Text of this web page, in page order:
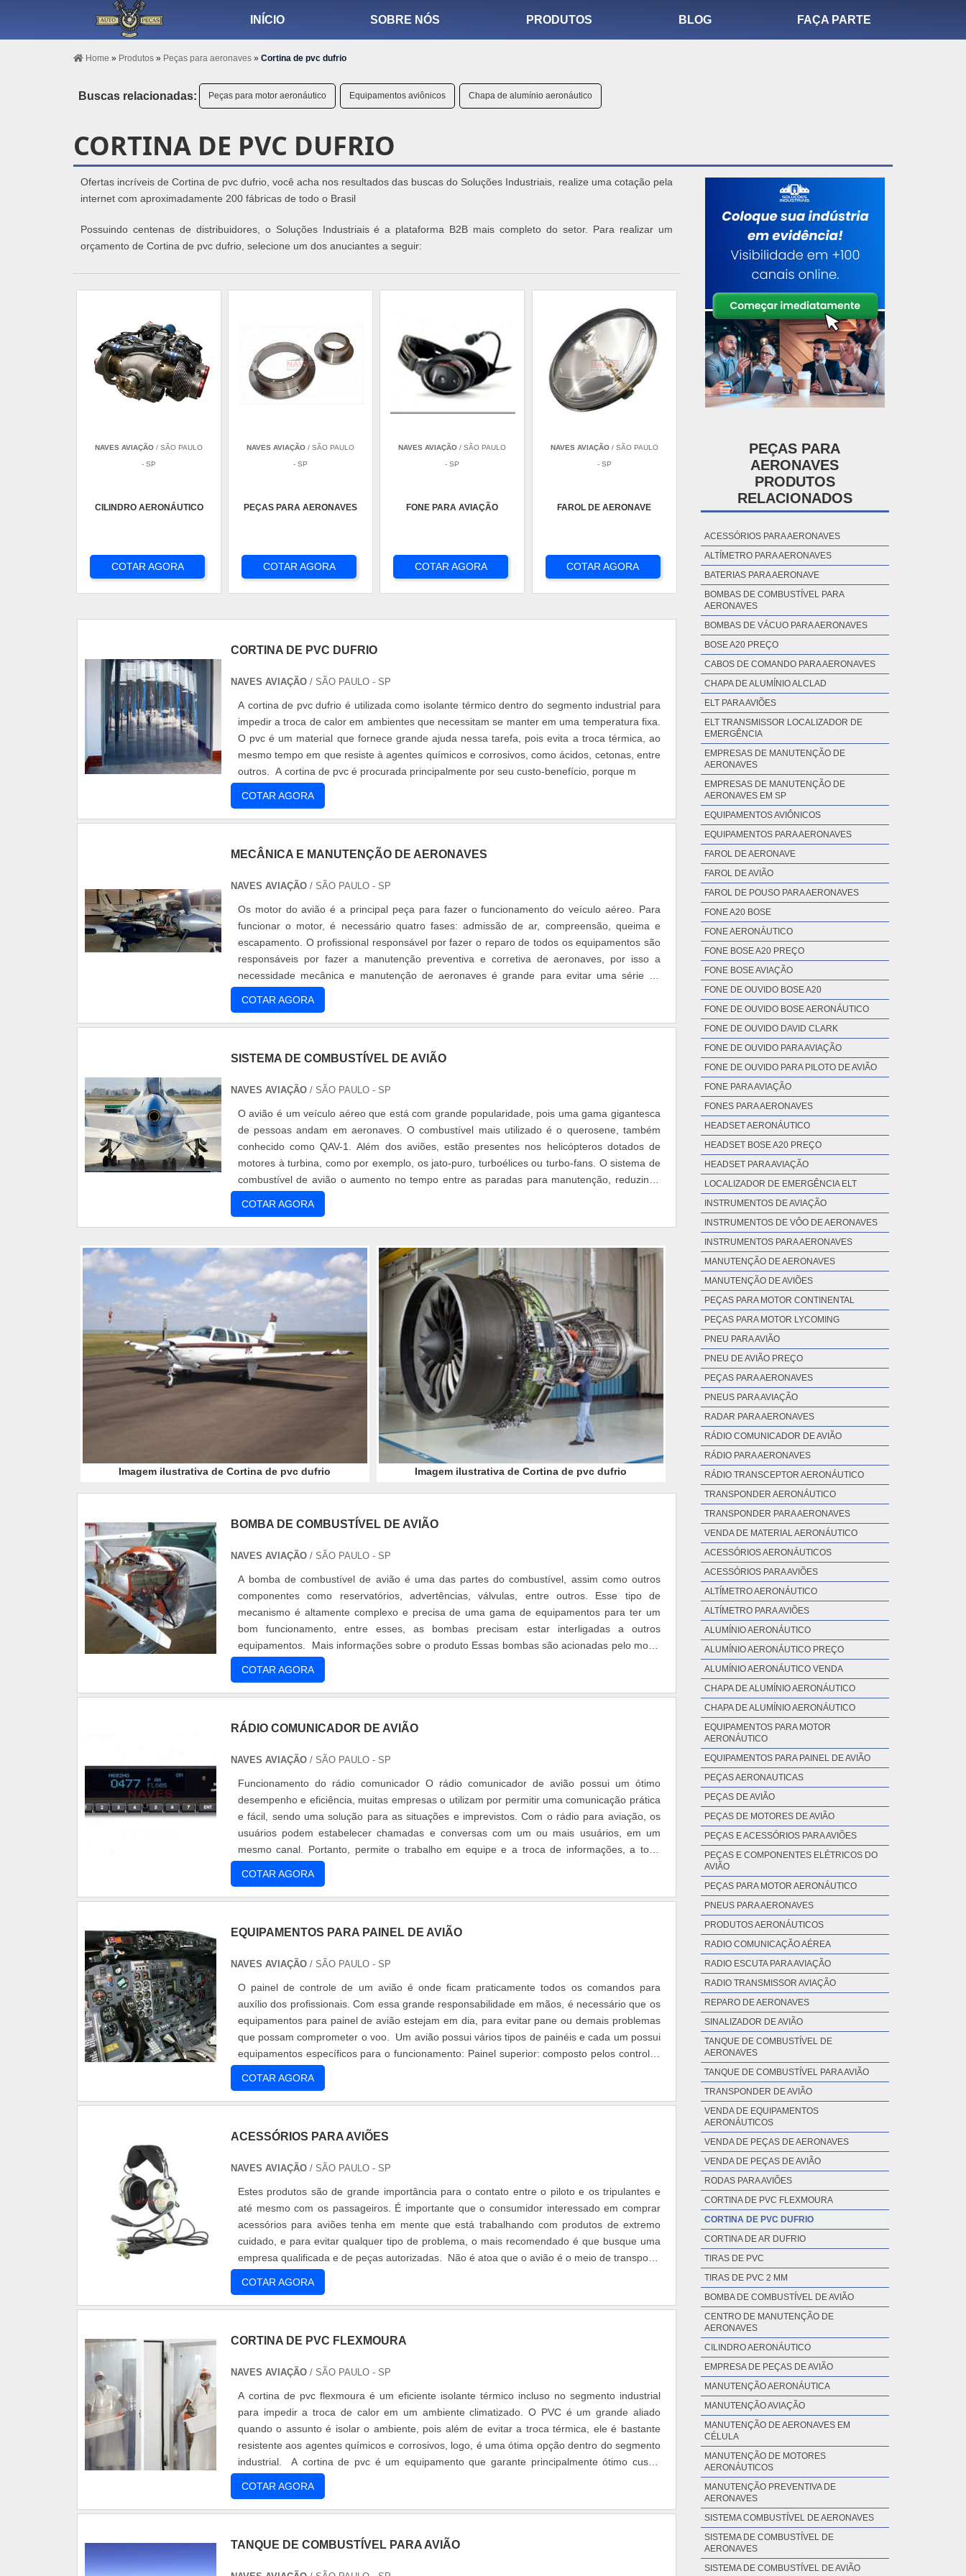
INÍCIO SOBRE NÓS PRODUTOS BLOG FAÇA PARTE
Home » Produtos » Peças para aeronaves » Cortina de pvc dufrio
Buscas relacionadas: Peças para motor aeronáutico Equipamentos aviônicos Chapa de alumínio aeronáutico
CORTINA DE PVC DUFRIO
Ofertas incríveis de Cortina de pvc dufrio, você acha nos resultados das buscas do Soluções Industriais, realize uma cotação pela
internet com aproximadamente 200 fábricas de todo o Brasil
Possuindo centenas de distribuidores, o Soluções Industriais é a plataforma B2B mais completo do setor. Para realizar um
orçamento de Cortina de pvc dufrio, selecione um dos anuciantes a seguir:
NAVES AVIAÇÃO / SÃO PAULO
- SP
CILINDRO AERONÁUTICO
COTAR AGORA
NAVES AVIAÇÃO / SÃO PAULO
- SP
PEÇAS PARA AERONAVES
COTAR AGORA
NAVES AVIAÇÃO / SÃO PAULO
- SP
FONE PARA AVIAÇÃO
COTAR AGORA
NAVES AVIAÇÃO/ SÃO PAULO
- SP
FAROL DE AERONAVE
COTAR AGORA
CORTINA DE PVC DUFRIO
NAVES AVIAÇÃO / SÃO PAULO - SP
A cortina de pvc dufrio é utilizada como isolante térmico dentro do segmento industrial para
impedir a troca de calor em ambientes que necessitam se manter em uma temperatura fixa.
O pvc é um material que fornece grande ajuda nessa tarefa, pois evita a troca térmica, ao
mesmo tempo em que resiste à agentes químicos e corrosivos, como ácidos, cetonas, entre
outros. A cortina de pvc é procurada principalmente por seu custo-benefício, porque m
COTAR AGORA
MECÂNICA E MANUTENÇÃO DE AERONAVES
NAVES AVIAÇÃO / SÃO PAULO - SP
Os motor do avião é a principal peça para fazer o funcionamento do veículo aéreo. Para
funcionar o motor, é necessário quatro fases: admissão de ar, compreensão, queima e
escapamento. O profissional responsável por fazer o reparo de todos os equipamentos são
responsáveis por fazer a manutenção preventiva e corretiva de aeronaves, por isso a
necessidade mecânica e manutenção de aeronaves é grande para evitar uma série de
problemas nos aviões. Mecâ
COTAR AGORA
SISTEMA DE COMBUSTÍVEL DE AVIÃO
NAVES AVIAÇÃO / SÃO PAULO - SP
O avião é um veículo aéreo que está com grande popularidade, pois uma gama gigantesca
de pessoas andam em aeronaves. O combustível mais utilizado é o querosene, também
conhecido como QAV-1. Além dos aviões, estão presentes nos helicópteros dotados de
motores à turbina, como por exemplo, os jato-puro, turboélices ou turbo-fans. O sistema de
combustível de avião o aumento no tempo entre as paradas para manutenção, reduzindo
custos para as companhia
COTAR AGORA
Imagem ilustrativa de Cortina de pvc dufrio Imagem ilustrativa de Cortina de pvc dufrio
BOMBA DE COMBUSTÍVEL DE AVIÃO
NAVES AVIAÇÃO/ SÃO PAULO - SP
A bomba de combustível de avião é uma das partes do combustível, assim como outros
componentes como reservatórios, advertências, válvulas, entre outros. Esse tipo de
mecanismo é altamente complexo e precisa de uma gama de equipamentos para ter um
bom funcionamento, entre esses, as bombas precisam estar interligadas a outros
equipamentos. Mais informações sobre o produto Essas bombas são acionadas pelo motor
do avião, Sendo utilizada por uma.
COTAR AGORA
RÁDIO COMUNICADOR DE AVIÃO
NAVES AVIAÇÃO/ SÃO PAULO - SP
Funcionamento do rádio comunicador O rádio comunicador de avião possui um ótimo
desempenho e eficiência, muitas empresas o utilizam por permitir uma comunicação prática
e fácil, sendo uma solução para as situações e imprevistos. Com o rádio para aviação, os
usuários podem estabelecer chamadas e conversas com um ou mais usuários, em um
mesmo canal. Portanto, permite o trabalho em equipe e a troca de informações, a todo
momento, e em qualquer local.
COTAR AGORA
EQUIPAMENTOS PARA PAINEL DE AVIÃO
NAVES AVIAÇÃO/ SÃO PAULO - SP
O painel de controle de um avião é onde ficam praticamente todos os comandos para
auxílio dos profissionais. Com essa grande responsabilidade em mãos, é necessário que os
equipamentos para painel de avião estejam em dia, para evitar pane ou demais problemas
que possam comprometer o voo. Um avião possui vários tipos de painéis e cada um possui
equipamentos específicos para o funcionamento: Painel superior: composto pelos controles
COTAR AGORA
ACESSÓRIOS PARA AVIÕES
NAVES AVIAÇÃO/ SÃO PAULO - SP
Estes produtos são de grande importância para o contato entre o piloto e os tripulantes e
até mesmo com os passageiros. É importante que o consumidor interessado em comprar
acessórios para aviões tenha em mente que está trabalhando com produtos de extremo
cuidado, e para evitar qualquer tipo de problema, o mais recomendado é que busque uma
empresa qualificada e de peças autorizadas. Não é atoa que o avião é o meio de transporte
COTAR AGORA
CORTINA DE PVC FLEXMOURA
NAVES AVIAÇÃO/ SÃO PAULO - SP
A cortina de pvc flexmoura é um eficiente isolante térmico incluso no segmento industrial
para impedir a troca de calor em um ambiente climatizado. O PVC é um grande aliado
quando o assunto é isolar o ambiente, pois além de evitar a troca térmica, ele é bastante
resistente aos agentes químicos e corrosivos, logo, é uma ótima opção dentro do segmento
industrial. A cortina de pvc é um equipamento que garante principalmente ótimo custo-
COTAR AGORA
TANQUE DE COMBUSTÍVEL PARA AVIÃO
PEÇAS PARA
AERONAVES
PRODUTOS
RELACIONADOS
ACESSÓRIOS PARA AERONAVES
ALTÍMETRO PARA AERONAVES
BATERIAS PARA AERONAVE
BOMBAS DE COMBUSTÍVEL PARA
AERONAVES
BOMBAS DE VÁCUO PARA AERONAVES
BOSE A20 PREÇO
CABOS DE COMANDO PARA AERONAVES
CHAPA DE ALUMÍNIO ALCLAD
ELT PARA AVIÕES
ELT TRANSMISSOR LOCALIZADOR DE
EMERGÊNCIA
EMPRESAS DE MANUTENÇÃO DE
AERONAVES
EMPRESAS DE MANUTENÇÃO DE
AERONAVES EM SP
EQUIPAMENTOS AVIÔNICOS
EQUIPAMENTOS PARA AERONAVES
FAROL DE AERONAVE
FAROL DE AVIÃO
FAROL DE POUSO PARA AERONAVES
FONE A20 BOSE
FONE AERONÁUTICO
FONE BOSE A20 PREÇO
FONE BOSE AVIAÇÃO
FONE DE OUVIDO BOSE A20
FONE DE OUVIDO BOSE AERONÁUTICO
FONE DE OUVIDO DAVID CLARK
FONE DE OUVIDO PARA AVIAÇÃO
FONE DE OUVIDO PARA PILOTO DE AVIÃO
FONE PARA AVIAÇÃO
FONES PARA AERONAVES
HEADSET AERONÁUTICO
HEADSET BOSE A20 PREÇO
HEADSET PARA AVIAÇÃO
LOCALIZADOR DE EMERGÊNCIA ELT
INSTRUMENTOS DE AVIAÇÃO
INSTRUMENTOS DE VÔO DE AERONAVES
INSTRUMENTOS PARA AERONAVES
MANUTENÇÃO DE AERONAVES
MANUTENÇÃO DE AVIÕES
PEÇAS PARA MOTOR CONTINENTAL
PEÇAS PARA MOTOR LYCOMING
PNEU PARA AVIÃO
PNEU DE AVIÃO PREÇO
PEÇAS PARA AERONAVES
PNEUS PARA AVIAÇÃO
RADAR PARA AERONAVES
RÁDIO COMUNICADOR DE AVIÃO
RÁDIO PARA AERONAVES
RÁDIO TRANSCEPTOR AERONÁUTICO
TRANSPONDER AERONÁUTICO
TRANSPONDER PARA AERONAVES
VENDA DE MATERIAL AERONÁUTICO
ACESSÓRIOS AERONÁUTICOS
ACESSÓRIOS PARA AVIÕES
ALTÍMETRO AERONÁUTICO
ALTÍMETRO PARA AVIÕES
ALUMÍNIO AERONÁUTICO
ALUMÍNIO AERONÁUTICO PREÇO
ALUMÍNIO AERONÁUTICO VENDA
CHAPA DE ALUMÍNIO AERONÁUTICO
CHAPA DE ALUMÍNIO AERONÁUTICO
EQUIPAMENTOS PARA MOTOR
AERONÁUTICO
EQUIPAMENTOS PARA PAINEL DE AVIÃO
PEÇAS AERONAUTICAS
PEÇAS DE AVIÃO
PEÇAS DE MOTORES DE AVIÃO
PEÇAS E ACESSÓRIOS PARA AVIÕES
PEÇAS E COMPONENTES ELÉTRICOS DO
AVIÃO
PEÇAS PARA MOTOR AERONÁUTICO
PNEUS PARA AERONAVES
PRODUTOS AERONÁUTICOS
RADIO COMUNICAÇÃO AÉREA
RADIO ESCUTA PARA AVIAÇÃO
RADIO TRANSMISSOR AVIAÇÃO
REPARO DE AERONAVES
SINALIZADOR DE AVIÃO
TANQUE DE COMBUSTÍVEL DE
AERONAVES
TANQUE DE COMBUSTÍVEL PARA AVIÃO
TRANSPONDER DE AVIÃO
VENDA DE EQUIPAMENTOS
AERONÁUTICOS
VENDA DE PEÇAS DE AERONAVES
VENDA DE PEÇAS DE AVIÃO
RODAS PARA AVIÕES
CORTINA DE PVC FLEXMOURA
CORTINA DE PVC DUFRIO
CORTINA DE AR DUFRIO
TIRAS DE PVC
TIRAS DE PVC 2 MM
BOMBA DE COMBUSTÍVEL DE AVIÃO
CENTRO DE MANUTENÇÃO DE
AERONAVES
CILINDRO AERONÁUTICO
EMPRESA DE PEÇAS DE AVIÃO
MANUTENÇÃO AERONÁUTICA
MANUTENÇÃO AVIAÇÃO
MANUTENÇÃO DE AERONAVES EM
CÉLULA
MANUTENÇÃO DE MOTORES
AERONÁUTICOS
MANUTENÇÃO PREVENTIVA DE
AERONAVES
SISTEMA COMBUSTÍVEL DE AERONAVES
SISTEMA DE COMBUSTÍVEL DE
AERONAVES
SISTEMA DE COMBUSTÍVEL DE AVIÃO